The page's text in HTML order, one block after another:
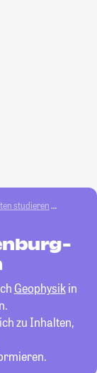
studieren
Geophysikin
zu Inhalten,